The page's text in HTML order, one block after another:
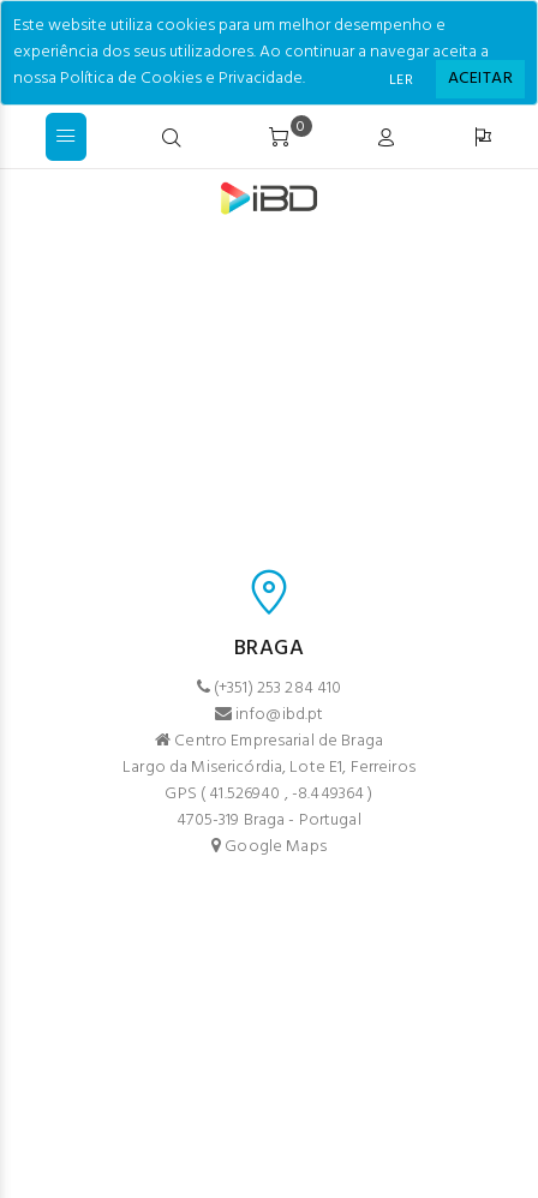
Este website utiliza cookies para um melhor desempenho e
experiência dos seus utilizadores. Ao continuar a navegar aceita a
nossa Política de Cookies e Privacidade.
LER ACEITAR
0
BRAGA
(+351) 253 284 410
info@ibd.pt
Centro Empresarial de Braga
Largo da Misericórdia, Lote E1, Ferreiros
GPS (41.526940 , -8.449364)
4705-319 Braga - Portugal
Google Maps